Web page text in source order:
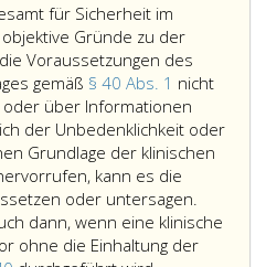
für Sicherheit im
Gründe zu der
Voraussetzungen des
gemäß § 40 Abs. 1 nicht
über Informationen
der Unbedenklichkeit oder
Grundlage der klinischen
kann es die
oder untersagen.
dann, wenn eine klinische
ohne die Einhaltung der